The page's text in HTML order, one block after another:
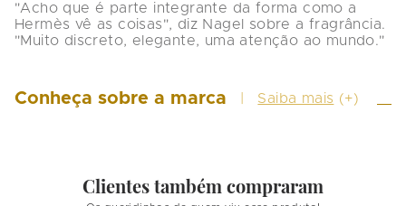
"Acho que é parte integrante da forma como a
Hermès vê as coisas", diz Nagel sobre a fragrância.
"Muito discreto, elegante, uma atenção ao mundo."
Conheça sobre a marca Saiba mais (+)
Clientes também compraram